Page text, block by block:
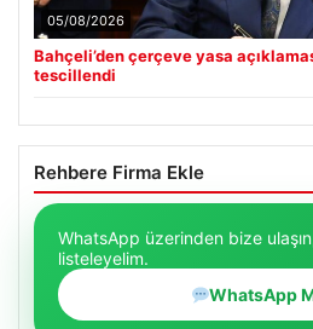
05/08/2026
Bahçeli’den çerçeve yasa
tescillendi
Rehbere Firma Ekle
WhatsApp üzerinden bize
listeleyelim.
WhatsApp